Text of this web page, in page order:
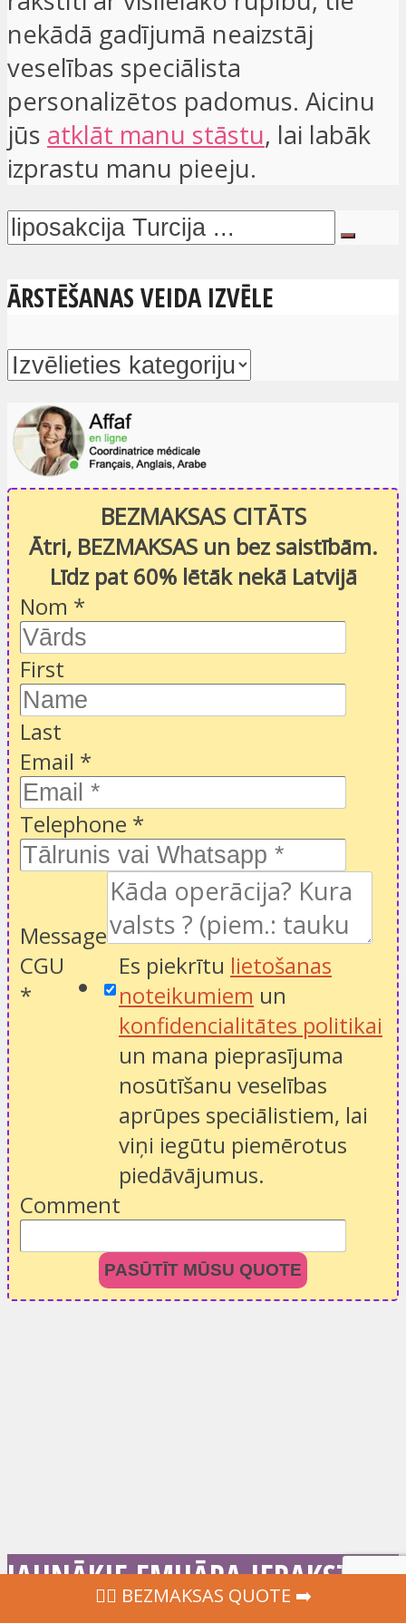
nekādā gadījumā neaizstāj
veselības speciālista
personalizētos padomus. Aicinu
jūs atklāt manu stāstu, lai labāk
izprastu manu pieeju.
ĀRSTĒŠANAS VEIDA IZVĒLE
BEZMAKSAS CITĀTS
Ātri, BEZMAKSAS un bez saistībām.
Līdz pat 60% lētāk nekā Latvijā
Nom *
First
Last
Email *
Telephone *
Message
CGU
*
Es piekrītu lietošanas
noteikumiem un
konfidencialitātes politikai
un mana pieprasījuma
nosūtīšanu veselības
aprūpes speciālistiem, lai
viņi iegūtu piemērotus
piedāvājumus.
Comment
PASŪTĪT MŪSU QUOTE
JAUNĀKIE EMUĀRA IERAKSTI
‍👩‍⚕ BEZMAKSAS QUOTE ➡️